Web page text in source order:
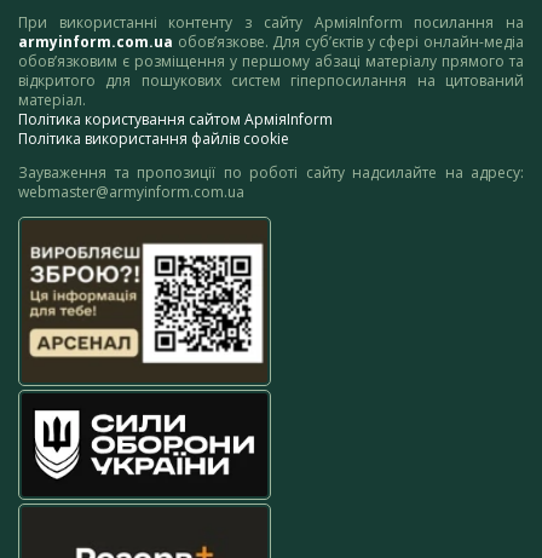
При використанні контенту з сайту АрміяInform посилання на
armyinform.com.ua обов’язкове. Для суб’єктів у сфері онлайн-медіа
обов’язковим є розміщення у першому абзаці матеріалу прямого та
відкритого для пошукових систем гіперпосилання на цитований
матеріал.
Політика користування сайтом АрміяInform
Політика використання файлів cookie
Зауваження та пропозиції по роботі сайту надсилайте на адресу:
webmaster@armyinform.com.ua